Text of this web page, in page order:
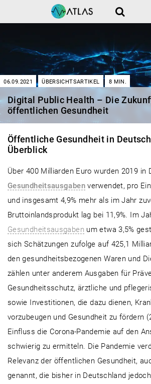
Suche
06.09.2021 ÜBERSICHTSARTIKEL 8 MIN.
Digital Public Health – Die
öffentlichen Gesundheit
Öffentliche Gesundheit in
Überblick
Über 400 Milliarden Euro wurden 2019 in
Gesundheitsausgabenverwendet, pro
und insgesamt 4,9% mehr als im Jahr
Bruttoinlandsprodukt lag bei 11,9%. Im
Gesundheitsausgaben um etwa 3,5%
sich Schätzungen zufolge auf 425,1
den gesundheitsbezogenen Waren und
zählen unter anderem Ausgaben für
Gesundheitsschutz, ärztliche und
sowie Investitionen, die dazu dienen,
vorzubeugen und Gesundheit zu fördern
Einfluss die Corona-Pandemie auf den
schwierig zu ermitteln. Die Pandemie
Relevanz der öffentlichen Gesundheit,
genannt, die bisher in Deutschland